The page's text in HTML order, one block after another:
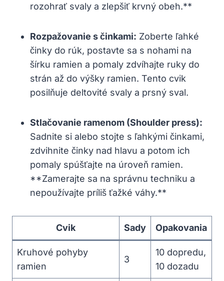
rozohrať svaly a zlepšiť krvný obeh.**
Rozpažovanie s činkami: Zoberte ľahké
činky do rúk, postavte sa s nohami na
šírku ramien a pomaly zdvíhajte ruky do
strán až do výšky ramien. Tento cvik
posilňuje deltovité svaly a prsný sval.
Stlačovanie ramenom (Shoulder press):
Sadnite si alebo stojte s ľahkými činkami,
zdvihnite činky nad hlavu a potom ich
pomaly spúšťajte na úroveň ramien.
**Zamerajte sa na správnu techniku a
nepoužívajte príliš ťažké váhy.**
Cvik Sady Opakovania
Kruhové pohyby
ramien
3
10 dopredu,
10 dozadu